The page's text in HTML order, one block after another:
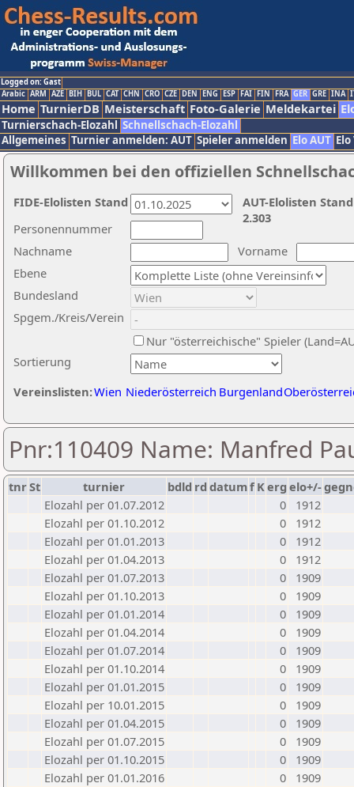
Logged on: Gast
Arabic ARM AZE BIH BUL CAT CHN CRO CZE DEN ENG ESP FAI FIN FRA GER GRE INA
Home TurnierDB Meisterschaft Foto-Galerie Meldekartei
Turnierschach-Elozahl Schnellschach-Elozahl
Allgemeines Turnier anmelden: AUT Spieler anmelden Elo AUT
Willkommen bei den offiziellen
Nachname
Vorname
Ebene
Sortierung
Personennummer
Bundesland
Spgem./Kreis/Verein
Nur "österreichische" Spieler
Vereinslisten:Wien Niederösterreich Burgenland
AUT-Elolisten
2.303
FIDE-Elolisten Stand
Pnr:110409 Name: Manfred
tnrSt turnier bdld rd datumf Kerg elo+/-
Elozahl per 01.07.2012
0
1912
Elozahl per 01.10.2012
0
1912
Elozahl per 01.01.2013
0
1912
Elozahl per 01.04.2013
0
1912
Elozahl per 01.07.2013
0
1909
Elozahl per 01.10.2013
0
1909
Elozahl per 01.01.2014
0
1909
Elozahl per 01.04.2014
0
1909
Elozahl per 01.07.2014
0
1909
Elozahl per 01.10.2014
0
1909
Elozahl per 01.01.2015
0
1909
Elozahl per 10.01.2015
0
1909
Elozahl per 01.04.2015
0
1909
Elozahl per 01.07.2015
0
1909
Elozahl per 01.10.2015
0
1909
Elozahl per 01.01.2016
0
1909